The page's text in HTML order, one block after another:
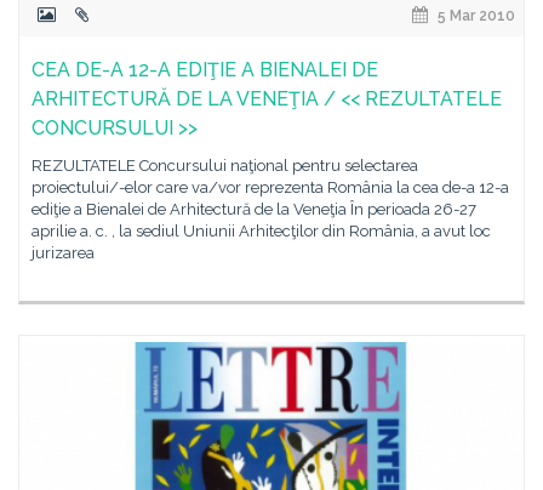
5 Mar 2010
CEA DE-A 12-A EDIŢIE A BIENALEI DE
ARHITECTURĂ DE LA VENEŢIA / << REZULTATELE
CONCURSULUI >>
REZULTATELE Concursului naţional pentru selectarea
proiectului/-elor care va/vor reprezenta România la cea de-a 12-a
ediţie a Bienalei de Arhitectură de la Veneţia În perioada 26-27
aprilie a. c. , la sediul Uniunii Arhitecţilor din România, a avut loc
jurizarea